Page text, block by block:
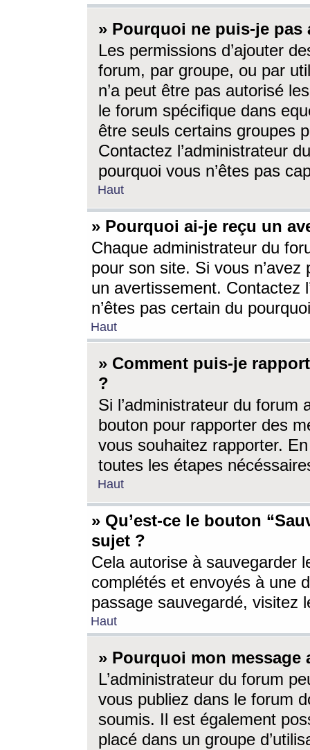
» Pourquoi ne puis-je
Les permissions d’ajouter
forum, par groupe, ou par
n’a peut être pas autorisé
le forum spécifique dans
être seuls certains groupes
Contactez l’administrateur
pourquoi vous n’êtes pas
Haut
» Pourquoi ai-je reçu un
Chaque administrateur du
pour son site. Si vous
un avertissement. Contactez
n’êtes pas certain du
Haut
» Comment puis-je
?
Si l’administrateur du forum
bouton pour rapporter des
vous souhaitez rapporter.
toutes les étapes
Haut
» Qu’est-ce le bouton
sujet ?
Cela autorise à sauvegarder
complétés et envoyés à une
passage sauvegardé, visitez
Haut
» Pourquoi mon message
L’administrateur du forum
vous publiez dans le forum
soumis. Il est également
placé dans un groupe